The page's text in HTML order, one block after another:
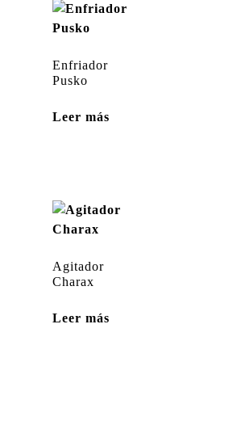
Enfriador
Pusko
Leer más
Agitador
Charax
Leer más